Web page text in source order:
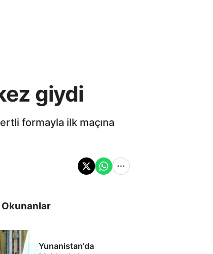
giydi
formayla ilk maçına
Okunanlar
Yunanistan'da